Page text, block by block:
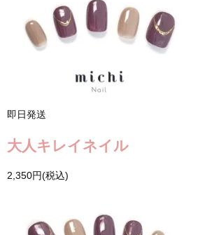
即日発送
大人キレイネイル
2,350円(税込)